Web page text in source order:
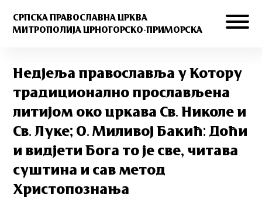
СРПСКА ПРАВОСЛАВНА ЦРКВА
МИТРОПОЛИЈА ЦРНОГОРСКО-ПРИМОРСКА
Недјеља православља у Котору
традиционално прослављена
литијом око цркава Св. Николе и
Св. Луке; О. Миливој Бакић: Доћи
и видјети Бога то је све, читава
суштина и сав метод
Христопознања